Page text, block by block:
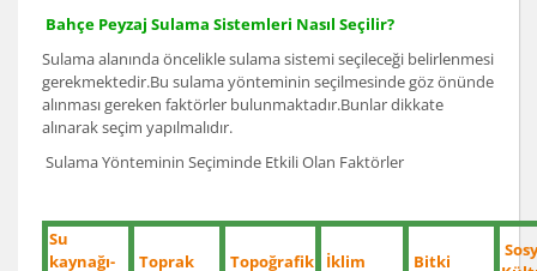
Bahçe Peyzaj Sulama Sistemleri Nasıl Seçilir?
Sulama alanında öncelikle sulama sistemi seçileceği belirlenmesi
gerekmektedir.Bu sulama yönteminin seçilmesinde göz önünde
alınması gereken faktörler bulunmaktadır.Bunlar dikkate
alınarak seçim yapılmalıdır.
Sulama Yönteminin Seçiminde Etkili Olan Faktörler
Su
kaynağı-
Toprak
Topoğrafik
İklim
Bitki